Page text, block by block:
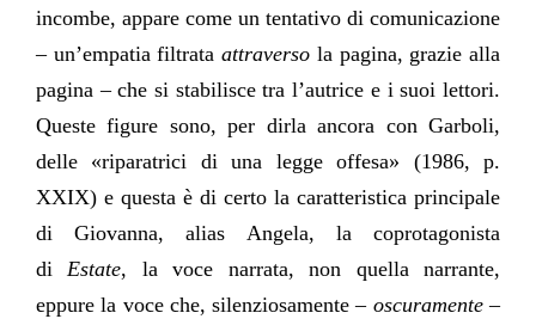
incombe, appare come un tentativo di comunicazione
– un’empatia filtrataattraverso la pagina, grazie alla
pagina – che si stabilisce tra l’autrice e i suoi lettori.
Queste figure sono, per dirla ancora con Garboli,
delle «riparatrici di una legge offesa» (1986, p.
XXIX) e questa è di certo la caratteristica principale
di Giovanna, alias Angela, la coprotagonista
diEstate, la voce narrata, non quella narrante,
eppure la voce che, silenziosamente – oscuramente–